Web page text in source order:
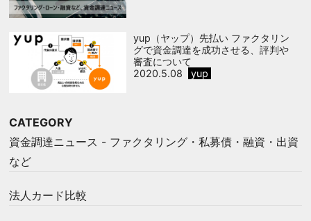
yup（ヤップ）先払い ファクタリン
グで資金調達を成功させる、評判や
審査について
2020.5.08
yup
CATEGORY
資金調達ニュース - ファクタリング・私募債・融資・出資
など
法人カード比較